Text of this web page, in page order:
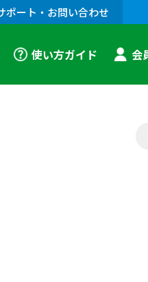
ポート・お問い合わせ
使い方ガイド 会